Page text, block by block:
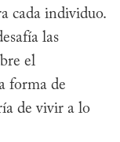
cada individuo.
las
el
forma de
de vivir a lo